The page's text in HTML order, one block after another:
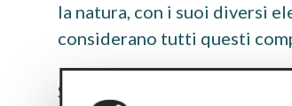
la natura, con i suoi diversi
considerano tutti questi
Se parliamo di “modi di